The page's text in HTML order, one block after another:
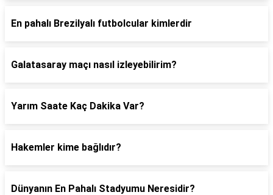
En pahalı Brezilyalı futbolcular kimlerdir
Galatasaray maçı nasıl izleyebilirim?
Yarım Saate Kaç Dakika Var?
Hakemler kime bağlıdır?
Dünyanın En Pahalı Stadyumu Neresidir?